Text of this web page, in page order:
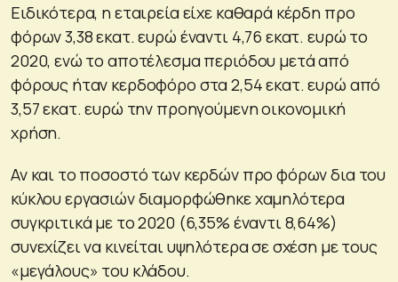
Ειδικότερα, η εταιρεία είχε καθαρά κέρδη προ
φόρων 3,38 εκατ. ευρώ έναντι 4,76 εκατ. ευρώ το
2020, ενώ το αποτέλεσμα περιόδου μετά από
φόρους ήταν κερδοφόρο στα 2,54 εκατ. ευρώ από
3,57 εκατ. ευρώ την προηγούμενη οικονομική
χρήση.
Αν και το ποσοστό των κερδών προ φόρων δια του
κύκλου εργασιών διαμορφώθηκε χαμηλότερα
συγκριτικά με το 2020 (6,35% έναντι 8,64%)
συνεχίζει να κινείται υψηλότερα σε σχέση με τους
«μεγάλους» του κλάδου.